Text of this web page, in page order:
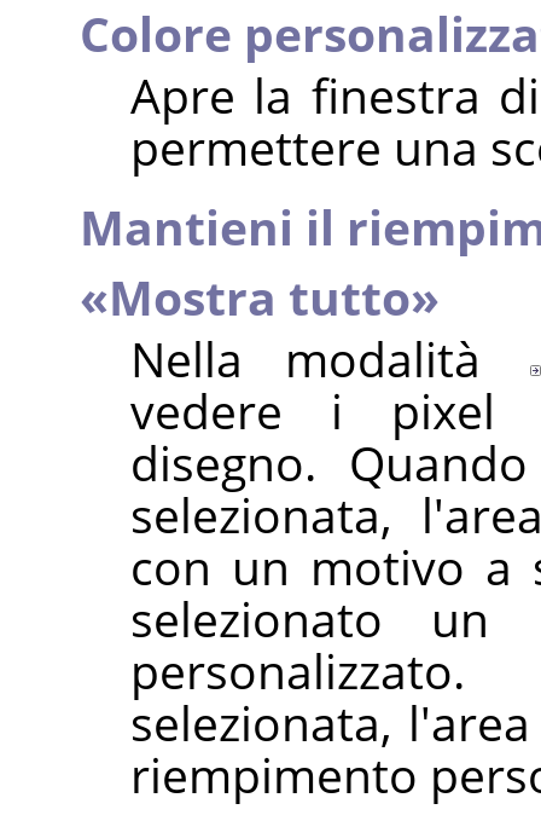
Colore
Apre la finestra
permettere una
Mantieni il
«Mostra tutto»
Nella modalità
vedere i pixel
disegno.
selezionata,
con un motivo a
selezionato un
selezionata,
riempimento